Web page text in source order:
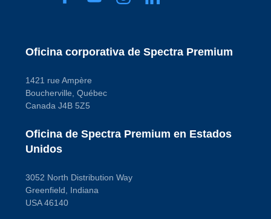
Oficina corporativa de Spectra Premium
1421 rue Ampère
Boucherville, Québec
Canada J4B 5Z5
Oficina de Spectra Premium en Estados
Unidos
3052 North Distribution Way
Greenfield, Indiana
USA 46140